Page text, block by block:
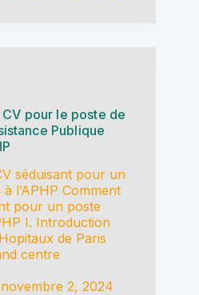
pour le poste de
Publique
séduisant pour un
l’APHP Comment
pour un poste
I. Introduction
de Paris
centre
novembre 2, 2024